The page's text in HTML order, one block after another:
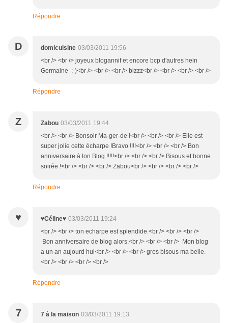
Répondre
D domicuisine 03/03/2011 19:56
<br /> <br /> joyeux blogannif et encore bcp d'autres hein
Germaine ;-)<br /> <br /> <br /> bizzz<br /> <br /> <br /> <br />
Répondre
Z Zabou 03/03/2011 19:44
<br /> <br /> Bonsoir Ma-ger-de !<br /> <br /> <br /> Elle est
super jolie cette écharpe !Bravo !!!!<br /> <br /> <br /> Bon
anniversaire à ton Blog !!!!!<br /> <br /> <br /> Bisous et bonne
soirée !<br /> <br /> <br /> Zabou<br /> <br /> <br /> <br />
Répondre
♥ ♥Céline♥ 03/03/2011 19:24
<br /> <br /> ton echarpe est splendide.<br /> <br /> <br />
Bon anniversaire de blog alors.<br /> <br /> <br /> Mon blog
a un an aujourd hui<br /> <br /> <br /> gros bisous ma belle.
<br /> <br /> <br /> <br />
Répondre
7 7 à la maison 03/03/2011 19:13